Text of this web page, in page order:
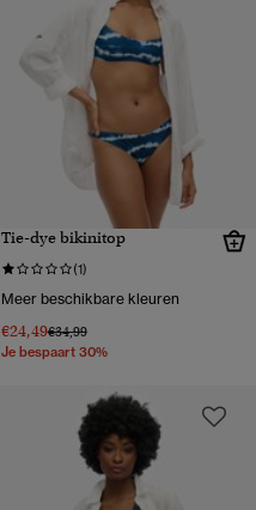
Tie-dye bikinitop
(1)
Meer beschikbare kleuren
€24,49Prijs verlaagd van
€34,99naar
Je bespaart 30%